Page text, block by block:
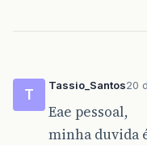
T
Tassio_Santos20
Eae pessoal,
minha duvida